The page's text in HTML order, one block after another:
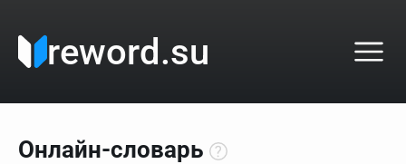
reword.su
Онлайн-словарь